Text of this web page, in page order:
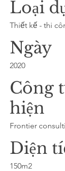
Loại
Thiết kế - thi
Ngày
2020
Công
hiện
Frontier
Diện
150m2